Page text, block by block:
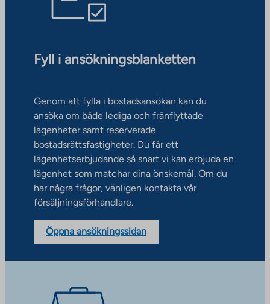
Fyll i ansökningsblanketten
Genom att fylla i bostadsansökan kan du
ansöka om både lediga och frånflyttade
lägenheter samt reserverade
bostadsrättsfastigheter. Du får ett
lägenhetserbjudande så snart vi kan erbjuda en
lägenhet som matchar dina önskemål. Om du
har några frågor, vänligen kontakta vår
försäljningsförhandlare.
Öppna ansökningssidan